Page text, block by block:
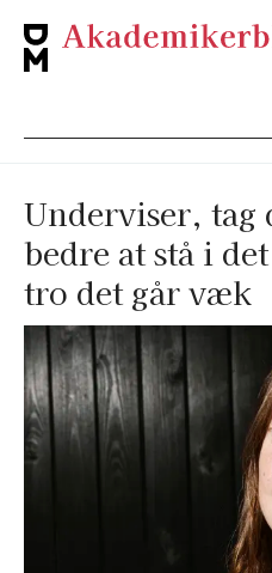
Underviser, tag
bedre at stå i
tro det går væk